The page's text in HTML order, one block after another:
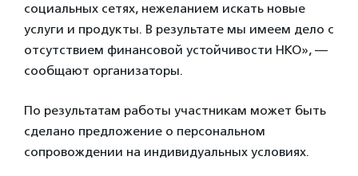
социальных сетях, нежеланием искать новые
услуги и продукты. В результате мы имеем дело с
отсутствием финансовой устойчивости НКО», —
сообщают организаторы.
По результатам работы участникам может быть
сделано предложение о персональном
сопровождении на индивидуальных условиях.